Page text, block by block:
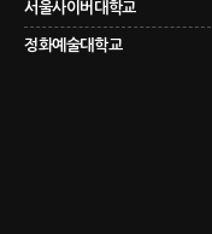
서울사이버대학교
정화예술대학교